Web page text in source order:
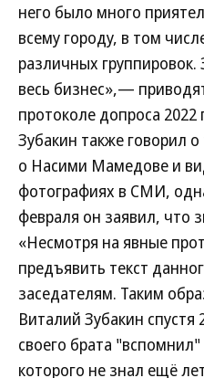
него было много
всему городу, в том
различных группировок.
весь бизнес»,—
протоколе допроса 2022
Зубакин также говорил
о Насими Мамедове и
фотографиях в СМИ,
февраля он заявил, что
«Несмотря на явные
предъявить текст
заседателям. Таким
Виталий Зубакин спустя
своего брата
которого не знал ещё